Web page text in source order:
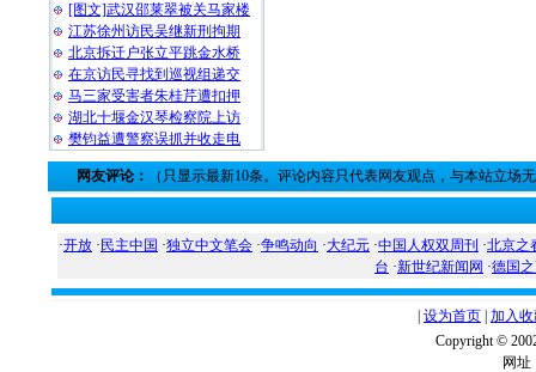
[图文]武汉邵莱翠被关马家楼
江苏徐州访民吴继新刑拘期
北京拆迁户张立平跳金水桥
在京访民寻找到巡视组递交
马三家受害者朱桂芹遭扣押
湖北十堰金汉琴检察院上访
樊钧益遭警察误抓并收走电
网友评论： （只显示最新10条。评论内容只代表网友观点，与本站立场
·开放 · 民主中国 ·独立中文笔会 ·争鸣动向 ·大纪元 ·中国人权双周刊 ·北京之
台 ·新世纪新闻网 ·德国
设为首页 加入
Copyright ©
网址